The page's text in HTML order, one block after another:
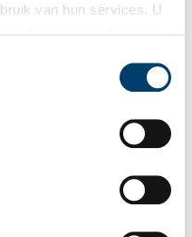
van hun services. U
reactie.
*. Het e-mailadres wordt niet